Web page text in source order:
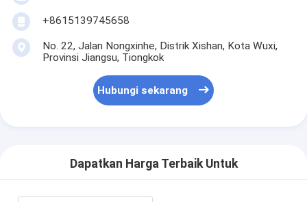
+8615139745658
No. 22, Jalan Nongxinhe, Distrik Xishan, Kota Wuxi,
Provinsi Jiangsu, Tiongkok
Hubungi sekarang
Dapatkan Harga Terbaik Untuk